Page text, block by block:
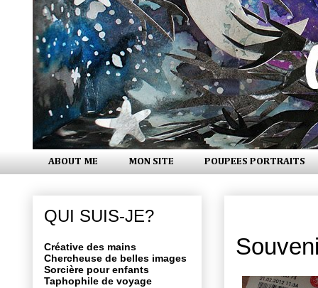
ABOUT ME MON SITE POUPEES PORTRAITS
QUI SUIS-JE?
Créative des mains
Chercheuse de belles images
Sorcière pour enfants
Taphophile de voyage